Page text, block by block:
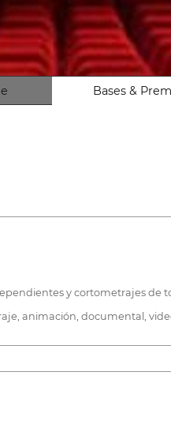
Bases &
y cortometrajes de
animación, documental,